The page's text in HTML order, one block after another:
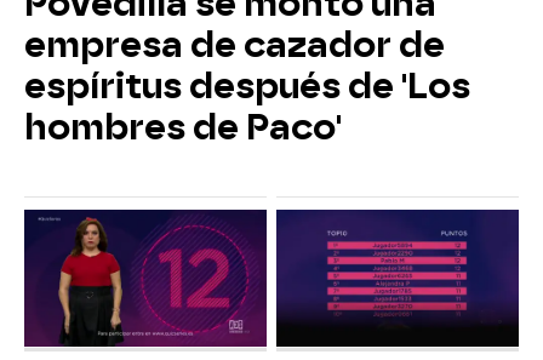
empresa de cazador de
espíritus después de 'Los
hombres de Paco'